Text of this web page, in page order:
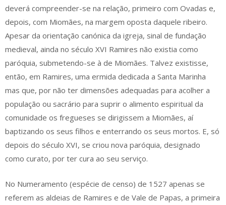
deverá compreender-se na relação, primeiro com Ovadas e,
depois, com Miomães, na margem oposta daquele ribeiro.
Apesar da orientação canónica da igreja, sinal de fundação
medieval, ainda no século XVI Ramires não existia como
paróquia, submetendo-se à de Miomães. Talvez existisse,
então, em Ramires, uma ermida dedicada a Santa Marinha
mas que, por não ter dimensões adequadas para acolher a
população ou sacrário para suprir o alimento espiritual da
comunidade os fregueses se dirigissem a Miomães, aí
baptizando os seus filhos e enterrando os seus mortos. E, só
depois do século XVI, se criou nova paróquia, designado
como curato, por ter cura ao seu serviço.
No Numeramento (espécie de censo) de 1527 apenas se
referem as aldeias de Ramires e de Vale de Papas, a primeira